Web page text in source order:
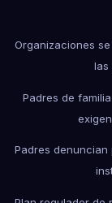
Organizaciones
las
Padres de
Padres